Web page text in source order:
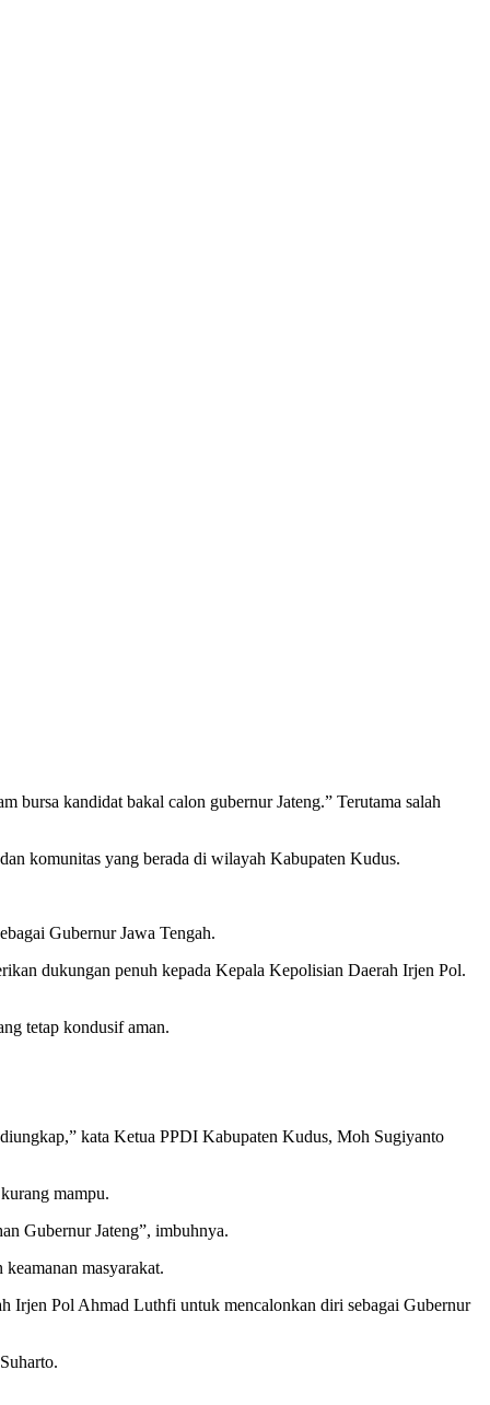
bursa kandidat bakal calon gubernur Jateng.” Terutama salah
komunitas yang berada di wilayah Kabupaten Kudus.
Gubernur Jawa Tengah.
dukungan penuh kepada Kepala Kepolisian Daerah Irjen Pol.
tetap kondusif aman.
kata Ketua PPDI Kabupaten Kudus, Moh Sugiyanto
mampu.
Gubernur Jateng”, imbuhnya.
masyarakat.
Irjen Pol Ahmad Luthfi untuk mencalonkan diri sebagai Gubernur